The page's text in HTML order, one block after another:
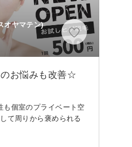
オヤマテン)
のお悩みも改善☆
も個室のプライベート空
て周りから褒められる